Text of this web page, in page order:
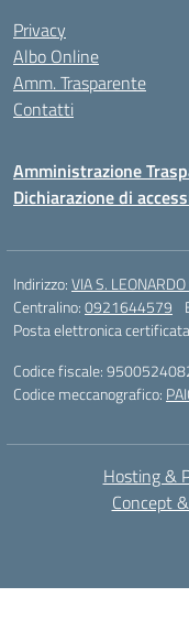
Privacy
Albo Online
Amm. Trasparente
Contatti
Amministrazione
Dichiarazione di
Indirizzo:VIA S.
Centralino:0921644579
Posta elettronica
Codice fiscale:
Codice meccanografico:
Hosting &
Concept